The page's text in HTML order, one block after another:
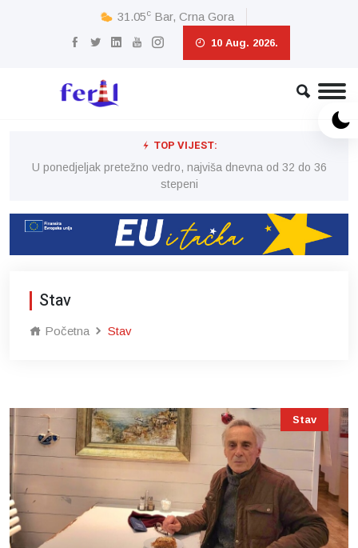
31.05c Bar, Crna Gora
10 Aug. 2026.
TOP VIJEST:
U ponedjeljak pretežno vedro, najviša dnevna od 32 do 36
stepeni
Stav
Početna Stav
Stav